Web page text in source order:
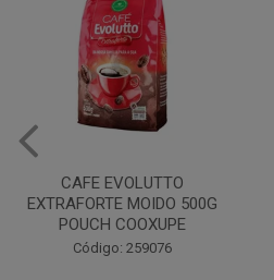
CAFE EVOLUTTO
EXTRAFORTE MOIDO 500G
POUCH COOXUPE
Código: 259076